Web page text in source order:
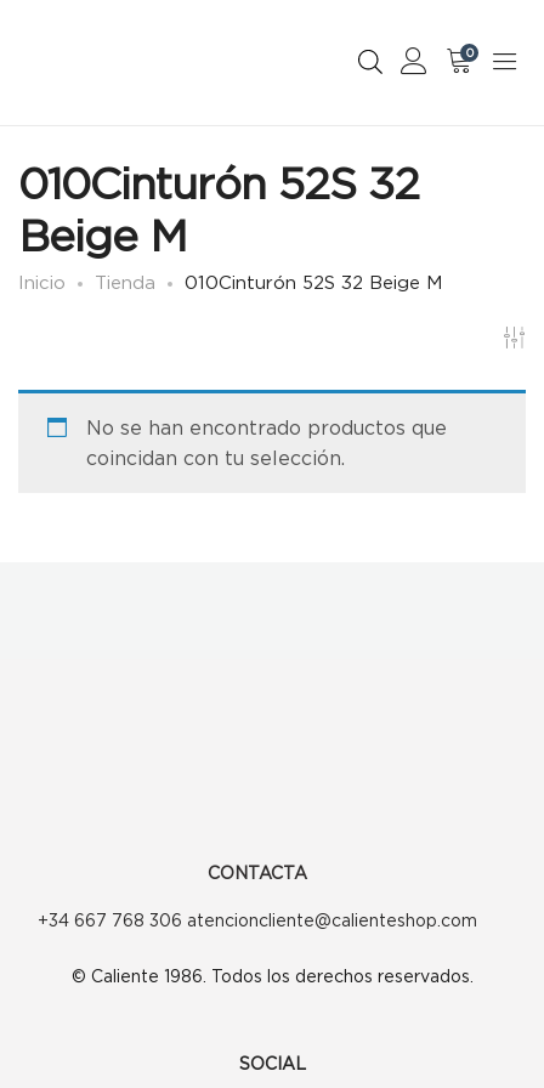
0
010Cinturón 52S 32
Beige M
Inicio Tienda 010Cinturón 52S 32 Beige M
No se han encontrado productos que
coincidan con tu selección.
CONTACTA
+34 667 768 306 atencioncliente@calienteshop.com
© Caliente 1986. Todos los derechos reservados.
SOCIAL